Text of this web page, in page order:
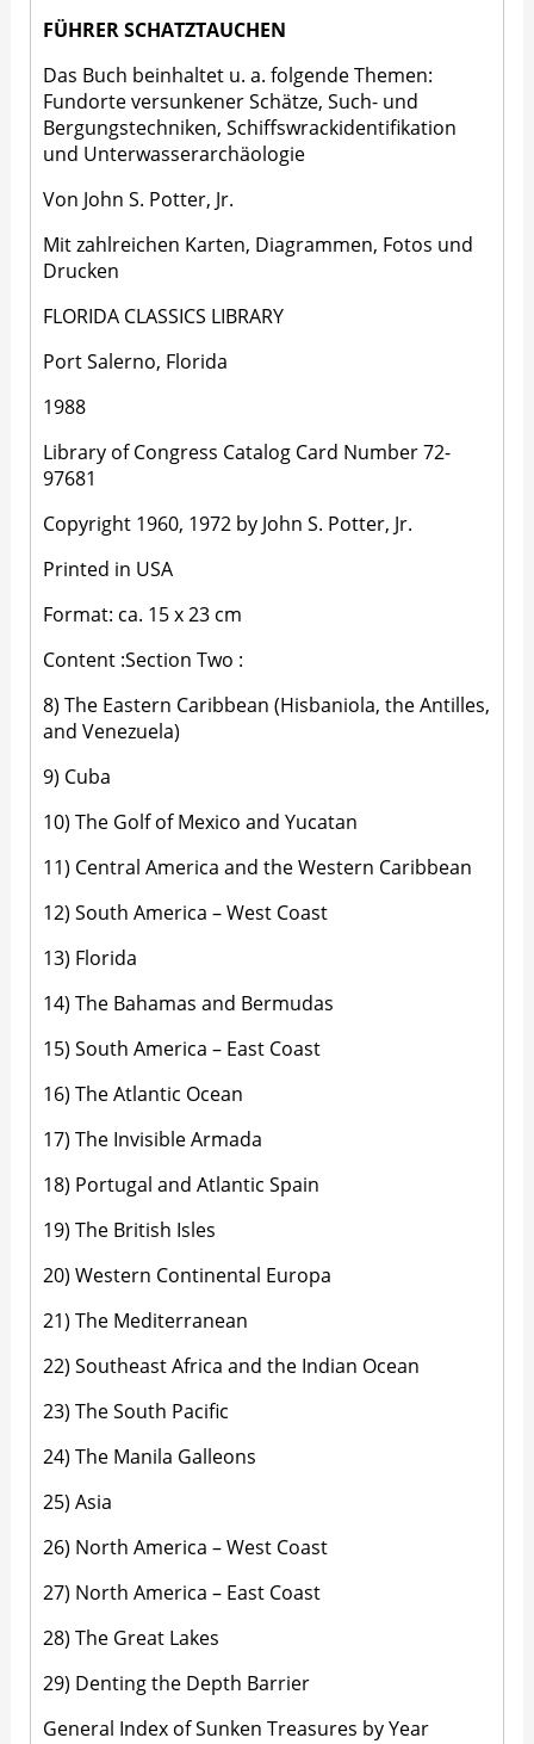
FÜHRER SCHATZTAUCHEN
Das Buch beinhaltet u. a. folgende Themen:
Fundorte versunkener Schätze, Such- und
Bergungstechniken, Schiffswrackidentifikation
und Unterwasserarchäologie
Von John S. Potter, Jr.
Mit zahlreichen Karten, Diagrammen, Fotos und
Drucken
FLORIDA CLASSICS LIBRARY
Port Salerno, Florida
1988
Library of Congress Catalog Card Number 72-
97681
Copyright 1960, 1972 by John S. Potter, Jr.
Printed in USA
Format: ca. 15 x 23 cm
Content :Section Two :
8) The Eastern Caribbean (Hisbaniola, the Antilles,
and Venezuela)
9) Cuba
10) The Golf of Mexico and Yucatan
11) Central America and the Western Caribbean
12) South America – West Coast
13) Florida
14) The Bahamas and Bermudas
15) South America – East Coast
16) The Atlantic Ocean
17) The Invisible Armada
18) Portugal and Atlantic Spain
19) The British Isles
20) Western Continental Europa
21) The Mediterranean
22) Southeast Africa and the Indian Ocean
23) The South Pacific
24) The Manila Galleons
25) Asia
26) North America – West Coast
27) North America – East Coast
28) The Great Lakes
29) Denting the Depth Barrier
General Index of Sunken Treasures by Year